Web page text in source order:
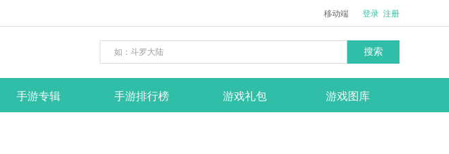
移动端 登录 注册
搜索
手游专辑 手游排行榜 游戏礼包 游戏图库